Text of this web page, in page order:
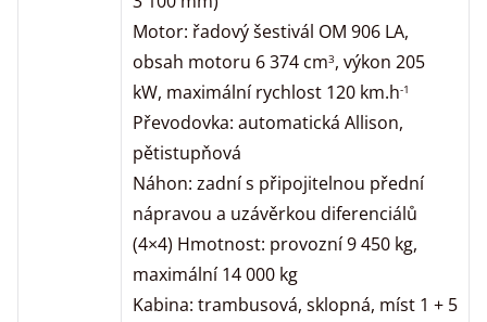
Motor: řadový šestivál OM 906 LA,
obsah motoru 6 374 cm3, výkon 205
kW, maximální rychlost 120 km.h-1
Převodovka: automatická Allison,
pětistupňová
Náhon: zadní s připojitelnou přední
nápravou a uzávěrkou diferenciálů
(4×4) Hmotnost: provozní 9 450 kg,
maximální 14 000 kg
Kabina: trambusová, sklopná, míst 1 + 5